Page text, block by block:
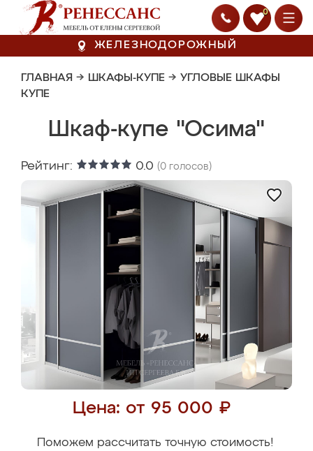
0
ЖЕЛЕЗНОДОРОЖНЫЙ
ГЛАВНАЯ → ШКАФЫ-КУПЕ → УГЛОВЫЕ ШКАФЫ
КУПЕ
Шкаф-купе "Осима"
Рейтинг: 0.0 (0 голосов)
Цена: от 95 000 ₽
Поможем рассчитать точную стоимость!